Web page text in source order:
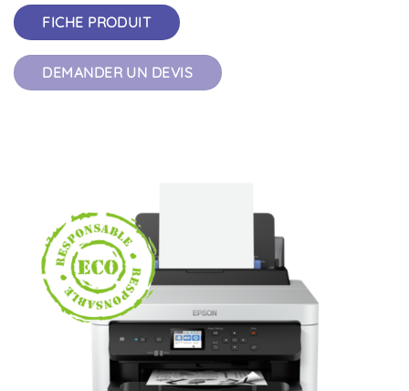
FICHE PRODUIT
DEMANDER UN DEVIS